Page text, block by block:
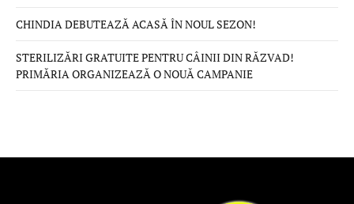
CHINDIA DEBUTEAZĂ ACASĂ ÎN NOUL SEZON!
STERILIZĂRI GRATUITE PENTRU CÂINII DIN RĂZVAD!
PRIMĂRIA ORGANIZEAZĂ O NOUĂ CAMPANIE